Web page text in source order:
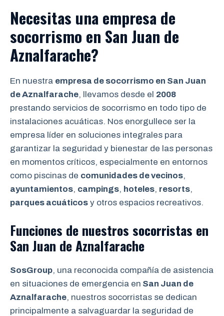
Necesitas una empresa de
socorrismo en San Juan de
Aznalfarache?
En nuestra empresa de socorrismo en San Juan
de Aznalfarache, llevamos desde el 2008
prestando servicios de socorrismo en todo tipo de
instalaciones acuáticas. Nos enorgullece ser la
empresa líder en soluciones integrales para
garantizar la seguridad y bienestar de las personas
en momentos críticos, especialmente en entornos
como piscinas de comunidades de vecinos,
ayuntamientos, campings, hoteles, resorts,
parques acuáticos y otros espacios recreativos.
Funciones de nuestros socorristas en
San Juan de Aznalfarache
SosGroup, una reconocida compañía de asistencia
en situaciones de emergencia en San Juan de
Aznalfarache, nuestros socorristas se dedican
principalmente a salvaguardar la seguridad de